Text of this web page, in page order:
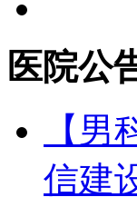
医院公
【
信建